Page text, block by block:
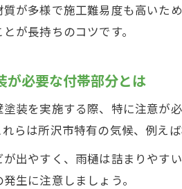
が多様で施工難易度も高いた
が長持ちのコツです。
が必要な付帯部分とは
装を実施する際、特に注意が
らは所沢市特有の気候、例え
出やすく、雨樋は詰まりやす
生に注意しましょう。